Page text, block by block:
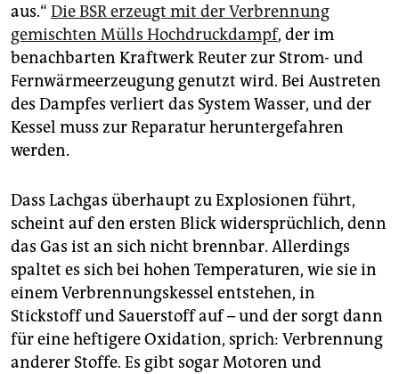
aus.“ Die BSR erzeugt mit der Verbrennung
gemischten Mülls Hochdruckdampf, der im
benachbarten Kraftwerk Reuter zur Strom- und
Fernwärmeerzeugung genutzt wird. Bei Austreten
des Dampfes verliert das System Wasser, und der
Kessel muss zur Reparatur heruntergefahren
werden.
Dass Lachgas überhaupt zu Explosionen führt,
scheint auf den ersten Blick widersprüchlich, denn
das Gas ist an sich nicht brennbar. Allerdings
spaltet es sich bei hohen Temperaturen, wie sie in
einem Verbrennungskessel entstehen, in
Stickstoff und Sauerstoff auf – und der sorgt dann
für eine heftigere Oxidation, sprich: Verbrennung
anderer Stoffe. Es gibt sogar Motoren und